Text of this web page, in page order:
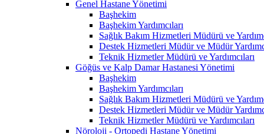
Genel Hastane Yönetimi
Başhekim
Başhekim Yardımcıları
Sağlık Bakım Hizmetleri Müdürü ve
Destek Hizmetleri Müdür ve Müdür
Teknik Hizmetler Müdürü ve Yardımcıları
Göğüs ve Kalp Damar Hastanesi Yönetimi
Başhekim
Başhekim Yardımcıları
Sağlık Bakım Hizmetleri Müdürü ve
Destek Hizmetleri Müdür ve Müdür
Teknik Hizmetler Müdürü ve Yardımcıları
Nöroloji - Ortopedi Hastane Yönetimi